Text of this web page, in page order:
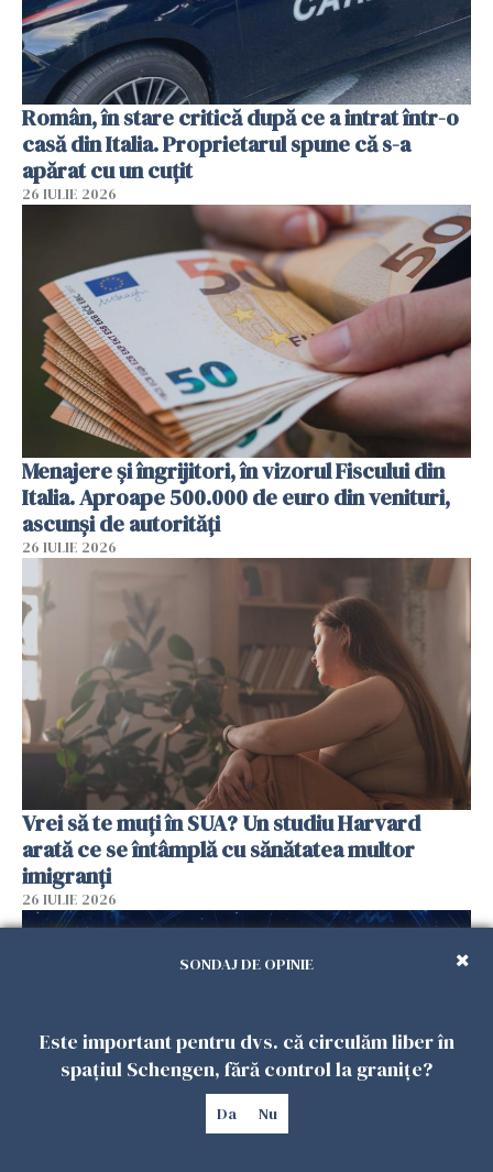
Român, în stare critică după ce a intrat într-o
casă din Italia. Proprietarul spune că s-a
apărat cu un cuțit
26 IULIE 2026
Menajere și îngrijitori, în vizorul Fiscului din
Italia. Aproape 500.000 de euro din venituri,
ascunși de autorități
26 IULIE 2026
Vrei să te muți în SUA? Un studiu Harvard
arată ce se întâmplă cu sănătatea multor
imigranți
26 IULIE 2026
SONDAJ DE OPINIE
Este important pentru dvs. că circulăm liber în
spațiul Schengen, fără control la granițe?
Da Nu